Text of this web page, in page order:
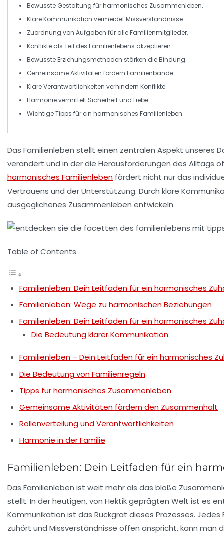
Bewusste Gestaltung fürharmonisches Zusammenleben.
Klare Kommunikation vermeidet Missverständnisse.
Zuordnung von Aufgaben für alle Familienmitglieder.
Konflikte als Teil des Familienlebens akzeptieren.
BewussteErziehungsmethoden stärken die Bindung.
Gemeinsame Aktivitäten fördern Familienbande.
KlareVerantwortlichkeiten verhindern Konflikte.
Harmonie vermittelt Sicherheit und Liebe.
Wichtige Tipps für ein harmonisches Familienleben.
Das Familienleben stellt einen zentralen Aspekt unseres
verändert und in der die Herausforderungen des Alltags
harmonisches Familienleben fördert nicht nur das
Vertrauens und derUnterstützung. Durch klare
ausgeglichenes Zusammenleben entwickeln.
Table of Contents
Familienleben: Dein Leitfaden für ein harmonisches
Familienleben: Wege zu harmonischen Beziehungen
Familienleben: Dein Leitfaden für ein harmonisches
Die Bedeutung klarer Kommunikation
Familienleben – Dein Leitfaden für ein harmonisches
Die Bedeutung von Familienregeln
Tipps für harmonisches Zusammenleben
Gemeinsame Aktivitäten fördern den Zusammenhalt
Rollenverteilung und Verantwortlichkeiten
Harmonie in der Familie
Familienleben: Dein Leitfaden für ein
Das Familienleben ist weit mehr als das bloße
stellt. In der heutigen, von Hektik geprägten Welt ist es
Kommunikation ist das Rückgrat dieses Prozesses.
zuhört und Missverständnisse offen anspricht, kann man